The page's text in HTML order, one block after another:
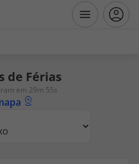
de Férias
em 29m 55s